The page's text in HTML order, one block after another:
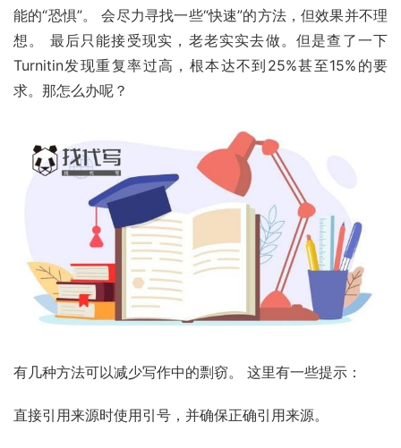
能的“恐惧”。 会尽力寻找一些“快速”的方法，但效果并不理
想。 最后只能接受现实，老老实实去做。但是查了一下
Turnitin发现重复率过高，根本达不到25%甚至15%的要
求。那怎么办呢？
有几种方法可以减少写作中的剽窃。 这里有一些提示：
直接引用来源时使用引号，并确保正确引用来源。